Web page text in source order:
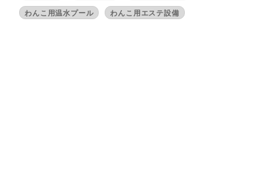
わんこ用温水プール
わんこ用エステ設備